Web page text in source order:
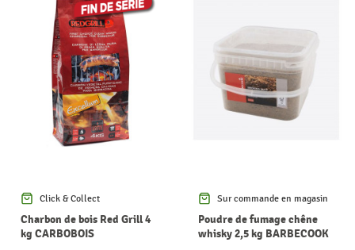
Click & Collect
Charbon de bois Red Grill 4
kg CARBOBOIS
Sur commande en magasin
Poudre de fumage chêne
whisky 2,5 kg BARBECOOK